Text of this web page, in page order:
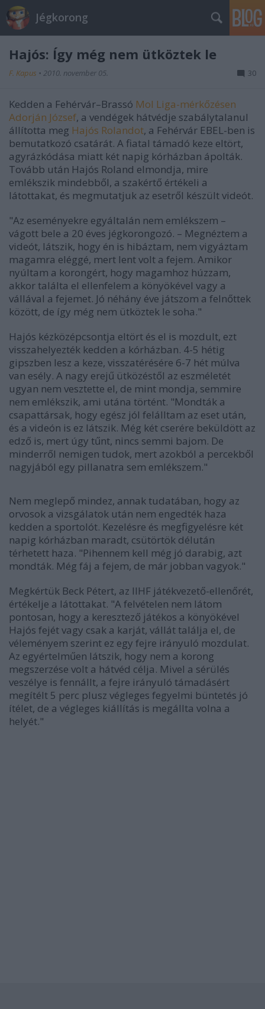
Jégkorong
Hajós: Így még nem ütköztek le
F. Kapus • 2010. november 05. 30
Kedden a Fehérvár–Brassó Mol Liga-mérkőzésen
Adorján József, a vendégek hátvédje szabálytalanul
állította meg Hajós Rolandot, a Fehérvár EBEL-ben is
bemutatkozó csatárát. A fiatal támadó keze eltört,
agyrázkódása miatt két napig kórházban ápolták.
Tovább után Hajós Roland elmondja, mire
emlékszik mindebből, a szakértő értékeli a
látottakat, és megmutatjuk az esetről készült videót.
"Az eseményekre egyáltalán nem emlékszem –
vágott bele a 20 éves jégkorongozó. – Megnéztem a
videót, látszik, hogy én is hibáztam, nem vigyáztam
magamra eléggé, mert lent volt a fejem. Amikor
nyúltam a korongért, hogy magamhoz húzzam,
akkor találta el ellenfelem a könyökével vagy a
vállával a fejemet. Jó néhány éve játszom a felnőttek
között, de így még nem ütköztek le soha."
Hajós kézközépcsontja eltört és el is mozdult, ezt
visszahelyezték kedden a kórházban. 4-5 hétig
gipszben lesz a keze, visszatérésére 6-7 hét múlva
van esély. A nagy erejű ütközéstől az eszméletét
ugyan nem vesztette el, de mint mondja, semmire
nem emlékszik, ami utána történt. "Mondták a
csapattársak, hogy egész jól felálltam az eset után,
és a videón is ez látszik. Még két cserére beküldött az
edző is, mert úgy tűnt, nincs semmi bajom. De
minderről nemigen tudok, mert azokból a percekből
nagyjából egy pillanatra sem emlékszem."
Nem meglepő mindez, annak tudatában, hogy az
orvosok a vizsgálatok után nem engedték haza
kedden a sportolót. Kezelésre és megfigyelésre két
napig kórházban maradt, csütörtök délután
térhetett haza. "Pihennem kell még jó darabig, azt
mondták. Még fáj a fejem, de már jobban vagyok."
Megkértük Beck Pétert, az IIHF játékvezető-ellenőrét,
értékelje a látottakat. "A felvételen nem látom
pontosan, hogy a keresztező játékos a könyökével
Hajós fejét vagy csak a karját, vállát találja el, de
véleményem szerint ez egy fejre irányuló mozdulat.
Az egyértelműen látszik, hogy nem a korong
megszerzése volt a hátvéd célja. Mivel a sérülés
veszélye is fennállt, a fejre irányuló támadásért
megítélt 5 perc plusz végleges fegyelmi büntetés jó
ítélet, de a végleges kiállítás is megállta volna a
helyét."